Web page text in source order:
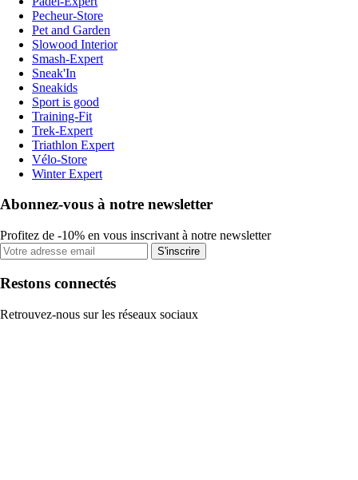
Pecheur-Store
Pet and Garden
Slowood Interior
Smash-Expert
Sneak'In
Sneakids
Sport is good
Training-Fit
Trek-Expert
Triathlon Expert
Vélo-Store
Winter Expert
Abonnez-vous à notre newsletter
Profitez de -10% en vous inscrivant à notre newsletter
S'inscrire
Restons connectés
Retrouvez-nous sur les réseaux sociaux